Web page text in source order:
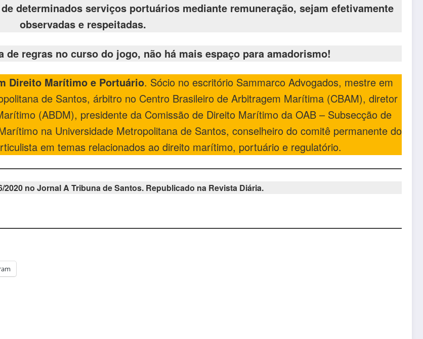
determinados serviços portuários mediante remuneração, sejam efetivamente
observadas e respeitadas.
de regras no curso do jogo, não há mais espaço para amadorismo!
Direito Marítimo e Portuário. Sócio no escritório Sammarco Advogados, mestre em
de Santos, árbitro no Centro Brasileiro de Arbitragem Marítima (CBAM), diretor
(ABDM), presidente da Comissão de Direito Marítimo da OAB – Subsecção de
na Universidade Metropolitana de Santos, conselheiro do comitê permanente do
em temas relacionados ao direito marítimo, portuário e regulatório.
no Jornal A Tribuna de Santos. Republicado na Revista Diária.